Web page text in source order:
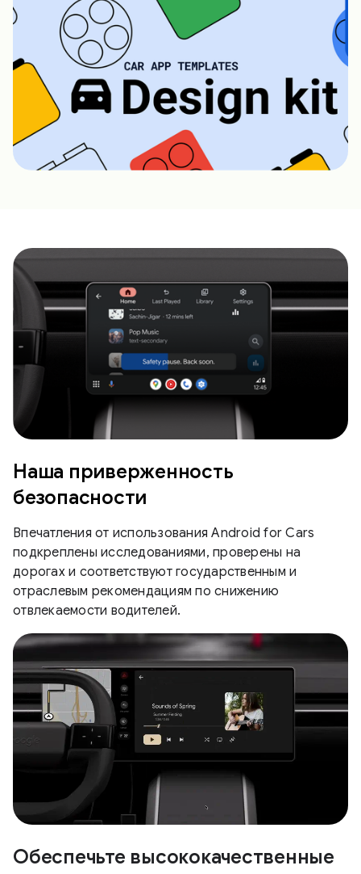
Наша приверженность
безопасности
Впечатления от использования Android for Cars
подкреплены исследованиями, проверены на
дорогах и соответствуют государственным и
отраслевым рекомендациям по снижению
отвлекаемости водителей.
Обеспечьте высококачественные